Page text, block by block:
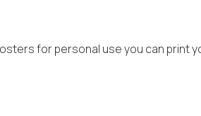
for personal use you can print